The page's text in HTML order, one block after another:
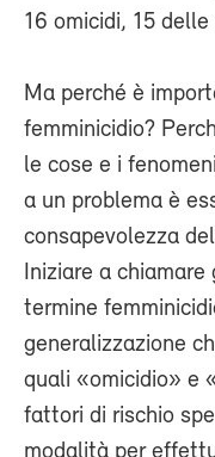
16 omicidi, 15
Ma perché è
femminicidio?
le cose e i
a un problema è
consapevolezza
Iniziare a
termine
generalizzazione
quali «omicidio» e
fattori di rischio
modalità per